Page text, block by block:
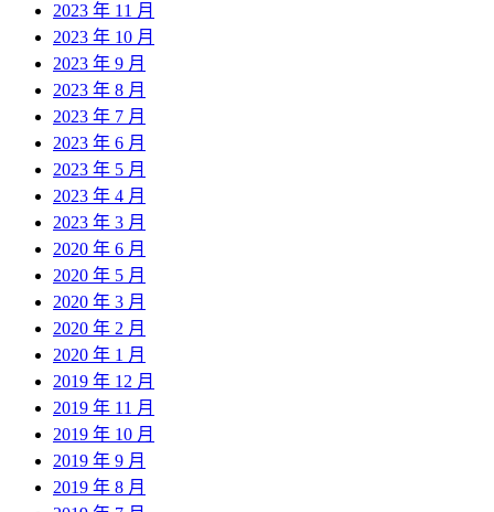
2023 年 11 月
2023 年 10 月
2023 年 9 月
2023 年 8 月
2023 年 7 月
2023 年 6 月
2023 年 5 月
2023 年 4 月
2023 年 3 月
2020 年 6 月
2020 年 5 月
2020 年 3 月
2020 年 2 月
2020 年 1 月
2019 年 12 月
2019 年 11 月
2019 年 10 月
2019 年 9 月
2019 年 8 月